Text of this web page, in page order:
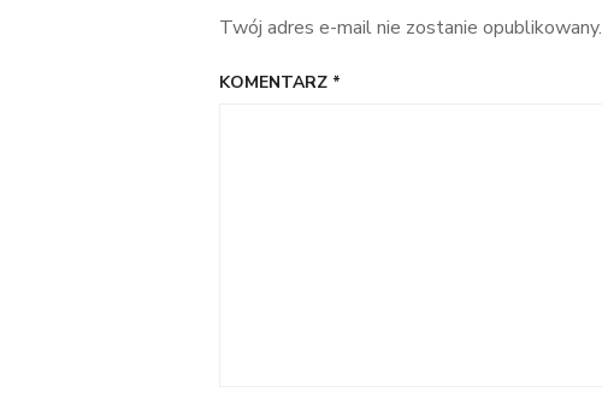
Twój adres e-mail nie zostanie opublikowany.
KOMENTARZ *